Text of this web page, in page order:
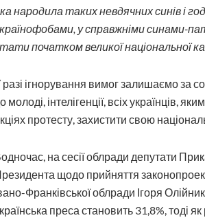
народила таких невдячних синів і
у справжніми синами-
початком великої національної
разі ігнорування вимог залишаємо за
молоді, інтелігенції, всіх українців,
протесту, захистити свою
на сесії облради депутати
щодо прийняття
Франківської облради Ігоря
преса становить 31,8%, тоді